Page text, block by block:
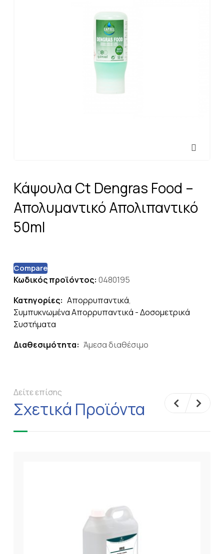
Κάψουλα Ct Dengras Food –
Απολυμαντικό Απολιπαντικό
50ml
Compare
Κωδικός προϊόντος: 0480195
Κατηγορίες: Απορρυπαντικά,
Συμπυκνωμένα Απορρυπαντικά - Δοσομετρικά
Συστήματα
Διαθεσιμότητα: Άμεσα διαθέσιμο
Δείτε επίσης
Σχετικά Προϊόντα